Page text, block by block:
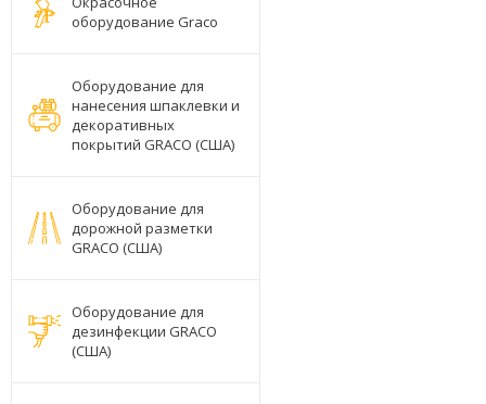
оборудование Graco
Оборудование для
нанесения шпаклевки и
декоративных
покрытий GRACO (США)
Оборудование для
дорожной разметки
GRACO (США)
Оборудование для
дезинфекции GRACO
(США)